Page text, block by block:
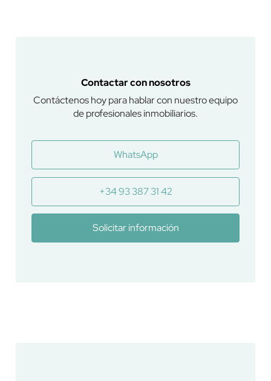
Contactar con nosotros
Contáctenos hoy para hablar con nuestro equipo
de profesionales inmobiliarios.
WhatsApp
+34 93 387 31 42
Solicitar información